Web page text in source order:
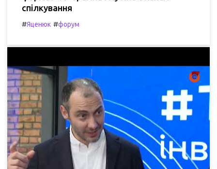
спілкування
#Яценюк #форум